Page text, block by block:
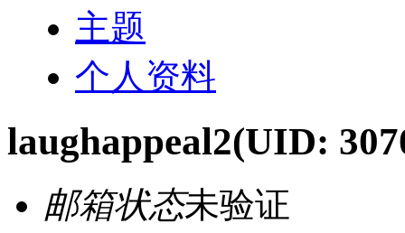
主题
个人资料
laughappeal2(UID:
邮箱状态未验证